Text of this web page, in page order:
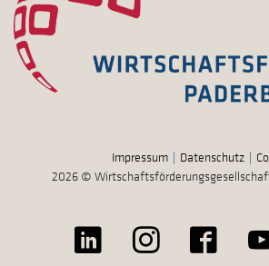
Impressum Datenschutz
2026 ©